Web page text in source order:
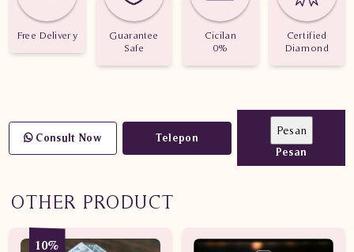
Jumlah Berlian : 7 buah
Nilai Karat : 0.230 karat
Free Delivery
Guarantee
Safe
Cicilan
0%
Certified
Diamond
Consult Now
Telepon
Pesan
OTHER PRODUCT
10%